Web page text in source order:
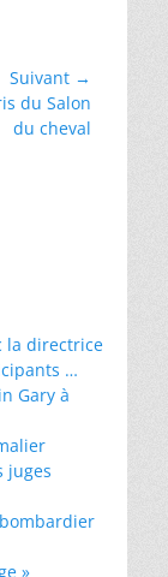
Suivant →
du Salon
du cheval
la directrice
…
Gary à
juges
»